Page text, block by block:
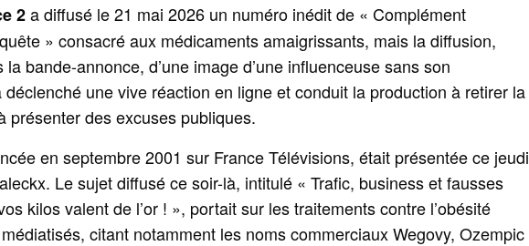
2a diffusé le 21 mai 2026 un numéro inédit de « Complément
» consacré aux médicaments amaigrissants, mais la diffusion,
la bande-annonce, d’une image d’une influenceuse sans son
une vive réaction en ligne et conduit la production à retirer la
présenter des excuses publiques.
en septembre 2001 sur France Télévisions, était présentée ce jeudi
Le sujet diffusé ce soir-là, intitulé « Trafic, business et fausses
kilos valent de l’or ! », portait sur les traitements contre l’obésité
citant notamment les noms commerciaux Wegovy, Ozempic